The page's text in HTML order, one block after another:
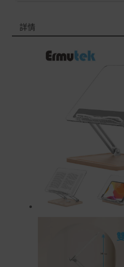
本網站消費者享有商品到貨七天
到貨七天內消費者有權申請退貨
退回之商品必須是全新狀態且完
商品到貨後進行開箱前請全程錄
品本身瑕疵之退貨商品若有上述
*遊戲光碟、軟體等影音商品屬
者保護法第十九條第二項規定，
如有相關退換貨服務需求，您可
本站商品除有特別標示收取運費
Acer旗下品牌商品除可宅配配送
詳情